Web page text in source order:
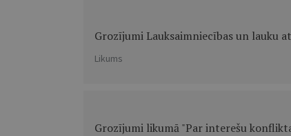
Grozījumi Lauksaimniecības un lauku
Likums
Grozījumi likumā "Par interešu